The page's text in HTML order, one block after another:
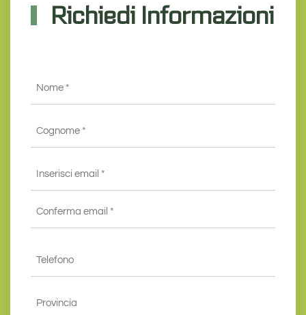
Richiedi Informazioni
email
*